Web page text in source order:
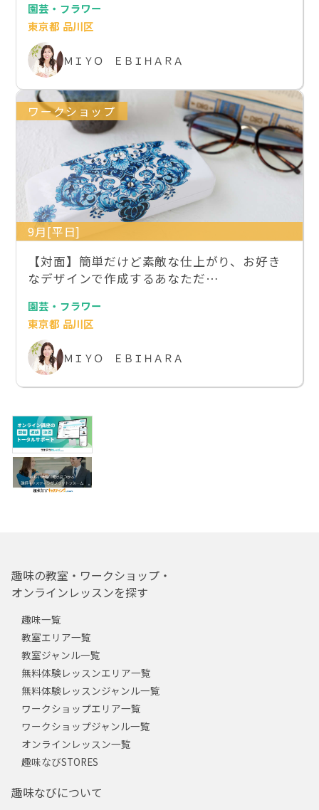
園芸・フラワー
東京都 品川区
ＭＩＹＯ ＥＢＩＨＡＲＡ
ワークショップ
9月[平日]
【対面】簡単だけど素敵な仕上がり、お好き
なデザインで作成するあなただ…
園芸・フラワー
東京都 品川区
ＭＩＹＯ ＥＢＩＨＡＲＡ
趣味の教室・ワークショップ・
オンラインレッスンを探す
趣味一覧
教室エリア一覧
教室ジャンル一覧
無料体験レッスンエリア一覧
無料体験レッスンジャンル一覧
ワークショップエリア一覧
ワークショップジャンル一覧
オンラインレッスン一覧
趣味なびSTORES
趣味なびについて